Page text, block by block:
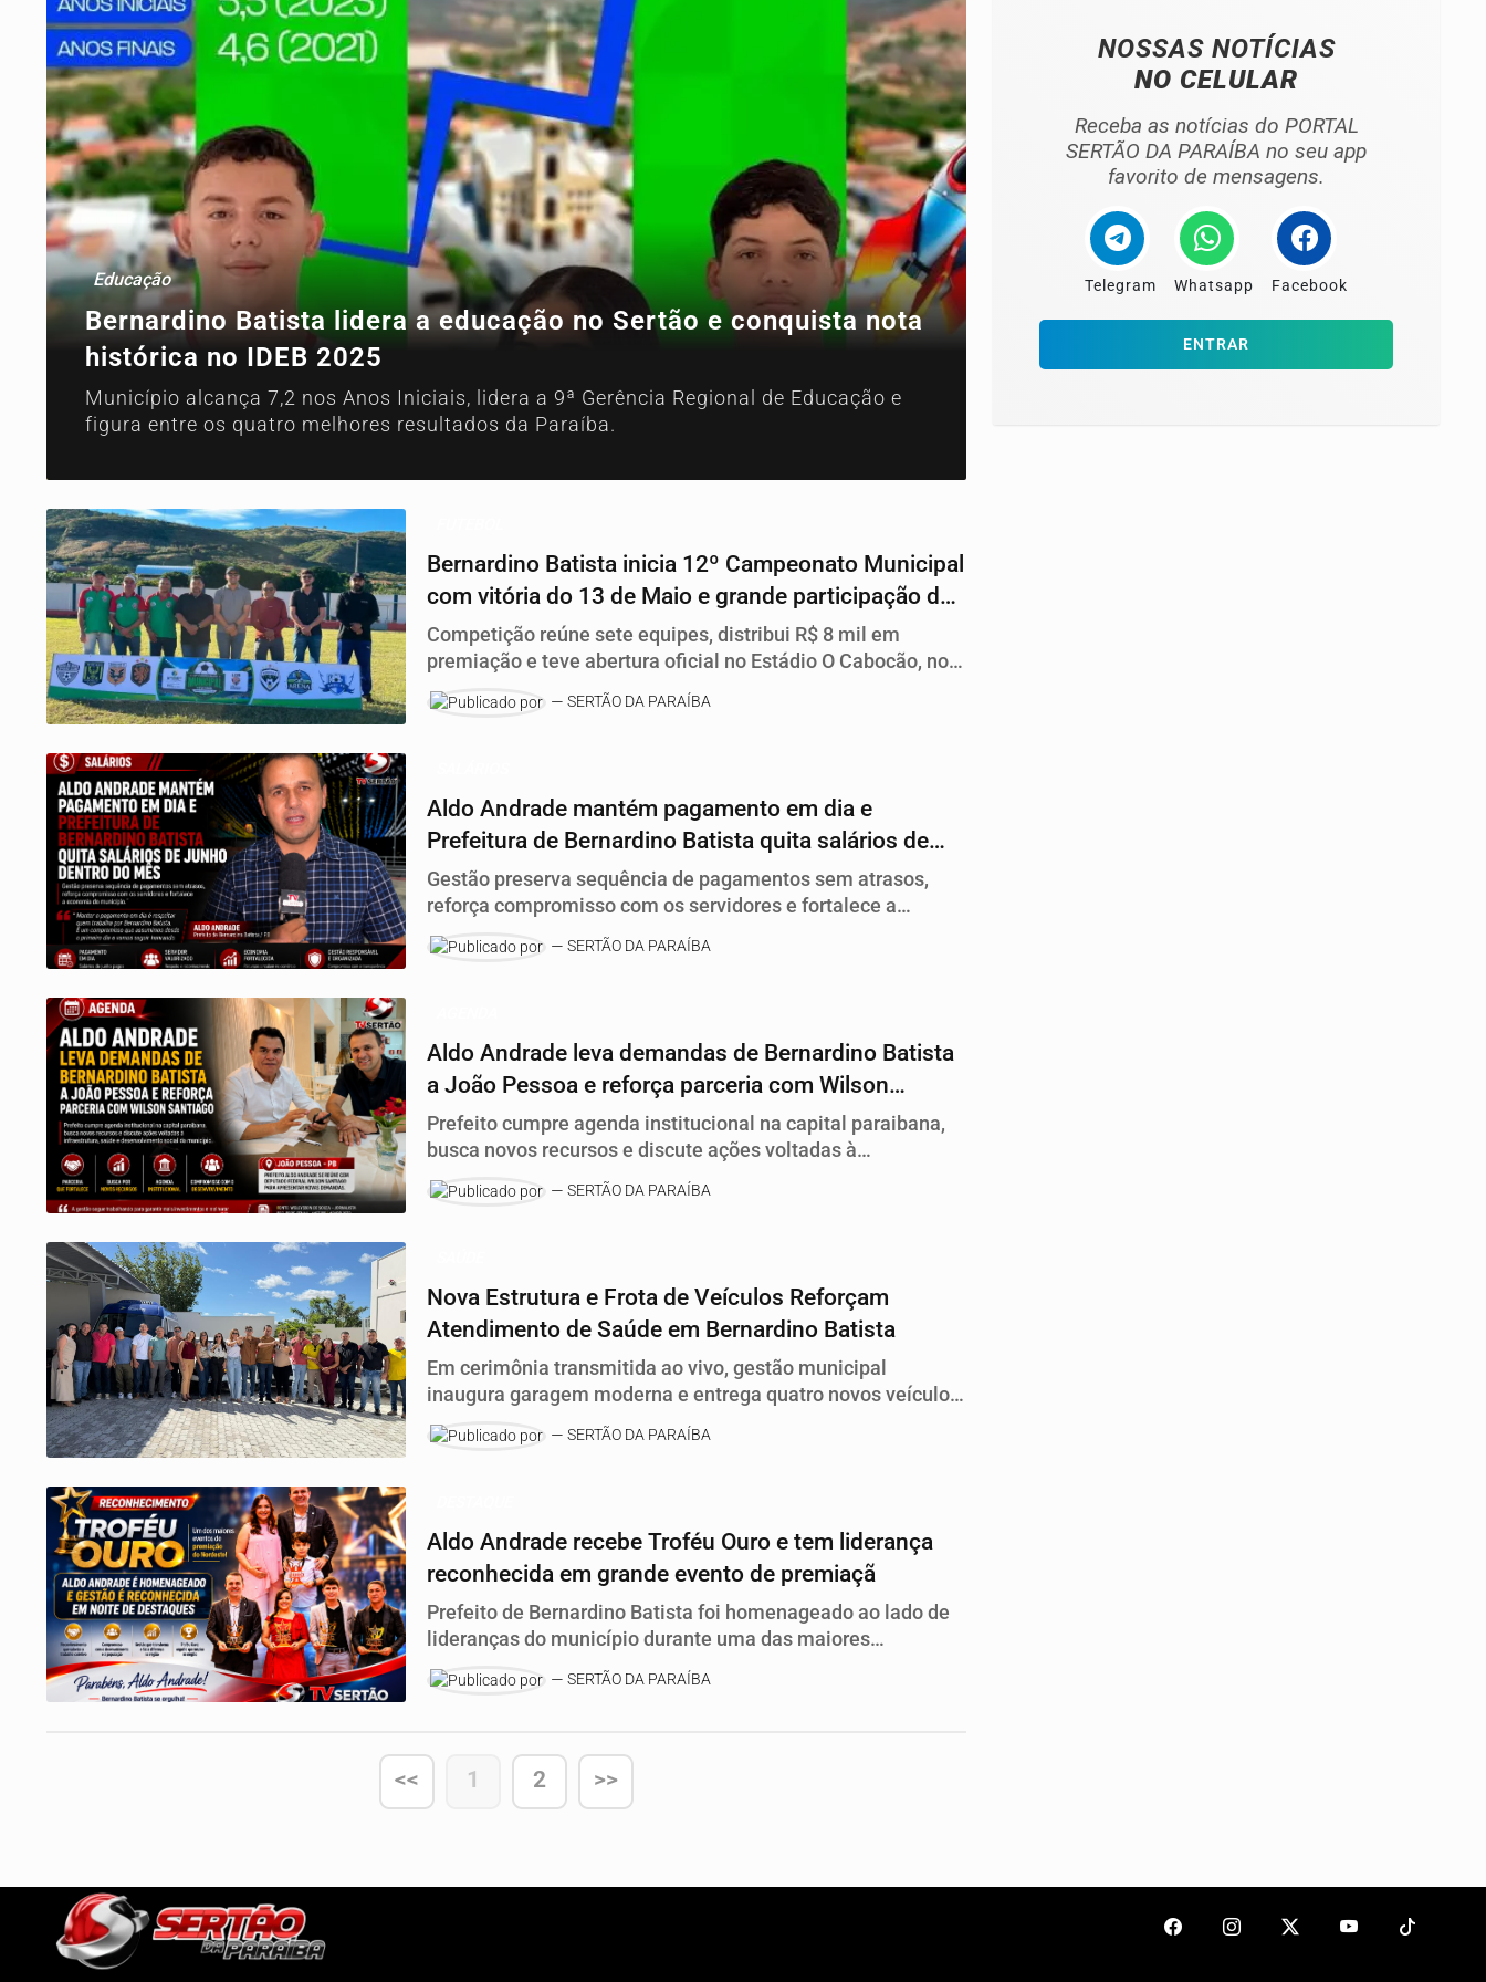
Educação
Bernardino Batista lidera a educação no Sertão e conquista nota
histórica no IDEB 2025
Município alcança 7,2 nos Anos Iniciais, lidera a 9ª Gerência Regional de Educação e
figura entre os quatro melhores resultados da Paraíba.
Bernardino Batista inicia 12º Campeonato Municipal
com vitória do 13 de Maio e grande participação do
público
Competição reúne sete equipes, distribui R$ 8 mil em
premiação e teve abertura oficial no Estádio O Cabocão, no
distrito Antônio Paulo.
SERTÃO DA PARAÍBA
Aldo Andrade mantém pagamento em dia e
Prefeitura de Bernardino Batista quita salários de
junho dentro do mês
Gestão preserva sequência de pagamentos sem atrasos,
reforça compromisso com os servidores e fortalece a
economia do município.
SERTÃO DA PARAÍBA
Aldo Andrade leva demandas de Bernardino Batista
a João Pessoa e reforça parceria com Wilson
Santiago
Prefeito cumpre agenda institucional na capital paraibana,
busca novos recursos e discute ações voltadas à
infraestrutura, saúde e desenvolvimento social do
município.
SERTÃO DA PARAÍBA
Nova Estrutura e Frota de Veículos Reforçam
Atendimento de Saúde em Bernardino Batista
Em cerimônia transmitida ao vivo, gestão municipal
inaugura garagem moderna e entrega quatro novos veículos
destinados ao transporte de pacientes, logística e
assistência domiciliar a idosos.
SERTÃO DA PARAÍBA
Aldo Andrade recebe Troféu Ouro e tem liderança
reconhecida em grande evento de premiaçã
Prefeito de Bernardino Batista foi homenageado ao lado de
lideranças do município durante uma das maiores
celebrações de reconhecimento do Nordeste.
SERTÃO DA PARAÍBA
<< 1 2 >>
NOSSAS NOTÍCIAS
NO CELULAR
Receba as notícias do PORTAL
SERTÃO DA PARAÍBA no seu app
favorito de mensagens.
Telegram Whatsapp Facebook
ENTRAR